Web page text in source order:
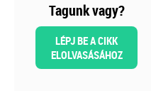
Tagunk vagy?
LÉPJ BE A CIKK
ELOLVASÁSÁHOZ